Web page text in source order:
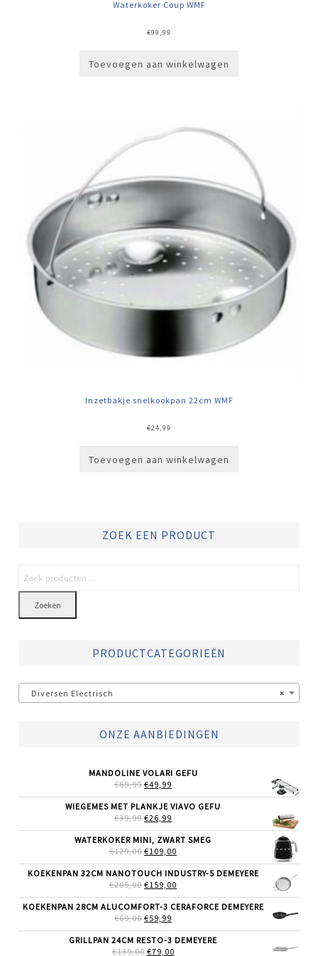
Waterkoker Coup WMF
€99,99
Toevoegen aan winkelwagen
Inzetbakje snelkookpan 22cm WMF
€24,99
Toevoegen aan winkelwagen
ZOEK EEN PRODUCT
Zoeken
PRODUCTCATEGORIEËN
×
Diversen Electrisch
ONZE AANBIEDINGEN
MANDOLINE VOLARI GEFU
€69,99 OORSPRONKELIJKE
WAS:
€69,99.
€49,99
IS:
WIEGEMES MET PLANKJE VIAVO GEFU
€39,99 OORSPRONKELIJKE
WAS:
€39,99.
€26,99
IS:
€26,99.
WATERKOKER MINI, ZWART SMEG
€129,00 OORSPRONKELIJKE
WAS:
€129,00.
€109,00
IS:
KOEKENPAN 32CM NANOTOUCH INDUSTRY-5 DEMEYERE
€205,00 OORSPRONKELIJKE
WAS:
€205,00.
€159,00
IS:
KOEKENPAN 28CM ALUCOMFORT-3 CERAFORCE DEMEYERE
€69,00 OORSPRONKELIJKE
WAS:
€69,00.
€59,99
IS:
€59,99.
GRILLPAN 24CM RESTO-3 DEMEYERE
€139,00 OORSPRONKELIJKE
€79,00HUIDIGE